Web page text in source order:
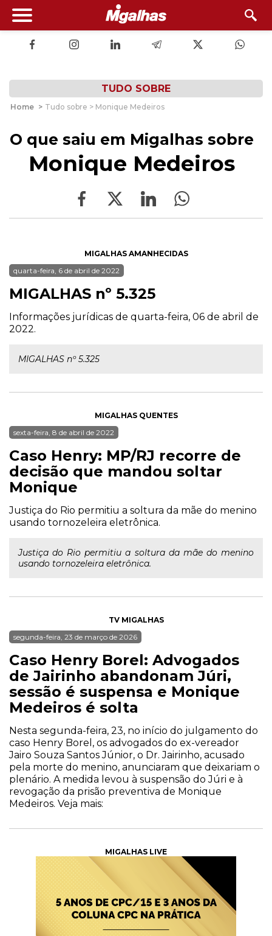
TUDO SOBRE
Home > Tudo sobre > Monique Medeiros
O que saiu em Migalhas sobre
Monique Medeiros
MIGALHAS AMANHECIDAS
quarta-feira, 6 de abril de 2022
MIGALHAS nº 5.325
Informações jurídicas de quarta-feira, 06 de abril de
2022.
MIGALHAS nº 5.325
MIGALHAS QUENTES
sexta-feira, 8 de abril de 2022
Caso Henry: MP/RJ recorre de
decisão que mandou soltar
Monique
Justiça do Rio permitiu a soltura da mãe do menino
usando tornozeleira eletrônica.
Justiça do Rio permitiu a soltura da mãe do menino
usando tornozeleira eletrônica.
TV MIGALHAS
segunda-feira, 23 de março de 2026
Caso Henry Borel: Advogados
de Jairinho abandonam Júri,
sessão é suspensa e Monique
Medeiros é solta
Nesta segunda-feira, 23, no início do julgamento do
caso Henry Borel, os advogados do ex-vereador
Jairo Souza Santos Júnior, o Dr. Jairinho, acusado
pela morte do menino, anunciaram que deixariam o
plenário. A medida levou à suspensão do Júri e à
revogação da prisão preventiva de Monique
Medeiros. Veja mais:
MIGALHAS LIVE